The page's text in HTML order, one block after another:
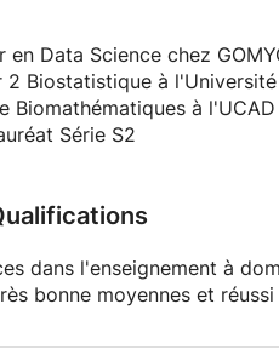
améliorer vos résultats,
appliquées, de
claire, des outils
sur quatre piliers essentiels :
d'apprendre
pourquoi une méthode
Data Science chez
2 Biostatistique à
2020/2021 Licence Biomathématiques à l'UCAD
Série S2
dans l'enseignement à
bonne moyennes et réussi